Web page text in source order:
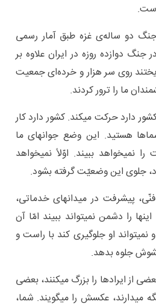
است.
دو ساله‌ی غزه طبق آمار رسمی
جنگ دوازده روزه در ایران علاوه بر
روی سر هزار و خرده‌ای جمعیت
ما را ترور کردند.
دارد حرکت میکند. کشور دارد کار
هستید. این وضع جوانهای ما
ببیند. اوّلاً نمیخواهد
جلوی این وضعیّت گرفته بشود.
پیشرفت در میدانهای خدماتی،
را دشمن نمیتواند ببیند امّا آن
او جلوگیری کند با راست و
جلوه بدهد.
از ایرادها را بزرگ میکنند، بعضی
میدارند، عکسش را میگویند. شما،